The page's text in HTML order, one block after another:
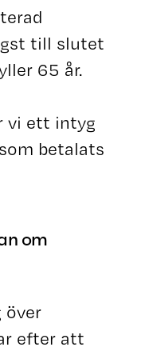
till slutet
65 år.
vi ett intyg
betalats
om
över
efter att